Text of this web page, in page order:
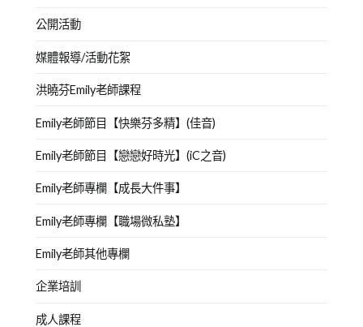
公開活動
媒體報導/活動花絮
洪曉芬Emily老師課程
Emily老師節目【快樂芬多精】(佳音)
Emily老師節目【戀戀好時光】(iC之音)
Emily老師專欄【成長大件事】
Emily老師專欄【職場微私塾】
Emily老師其他專欄
企業培訓
成人課程